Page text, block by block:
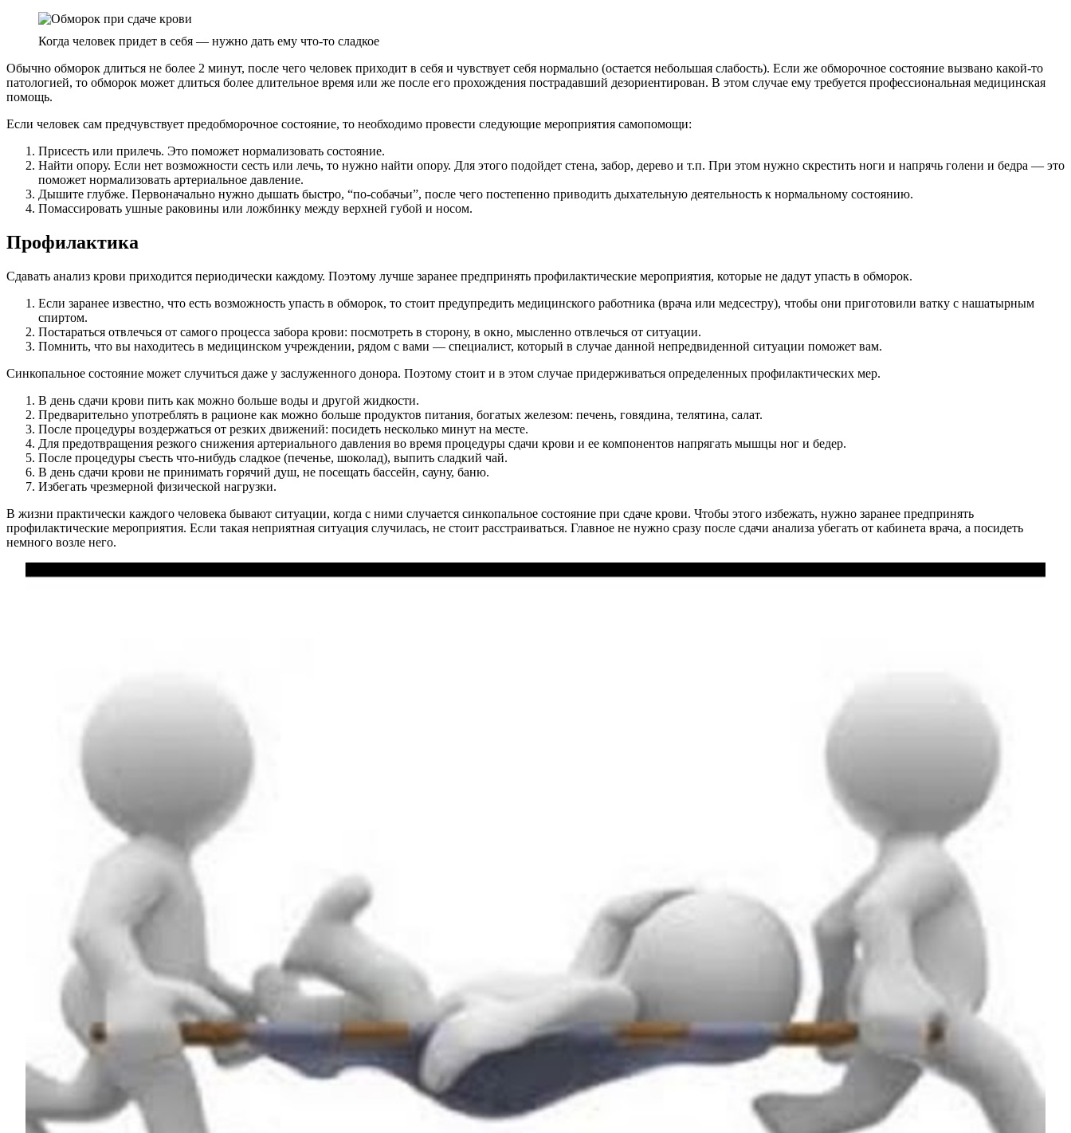
Когда человек придет в себя — нужно дать ему что-то сладкое
Обычно обморок длиться не более 2 минут, после чего человек приходит в себя и чувствует себя нормально (остается небольшая слабость). Если же обморочное состояние вызвано какой-то
патологией, то обморок может длиться более длительное время или же после его прохождения пострадавший дезориентирован. В этом случае ему требуется профессиональная медицинская
помощь.
Если человек сам предчувствует предобморочное состояние, то необходимо провести следующие мероприятия самопомощи:
Присесть или прилечь. Это поможет нормализовать состояние.
Найти опору. Если нет возможности сесть или лечь, то нужно найти опору. Для этого подойдет стена, забор, дерево и т.п. При этом нужно скрестить ноги и напрячь голени и бедра — это
поможет нормализовать артериальное давление.
Дышите глубже. Первоначально нужно дышать быстро, “по-собачьи”, после чего постепенно приводить дыхательную деятельность к нормальному состоянию.
Помассировать ушные раковины или ложбинку между верхней губой и носом.
Профилактика
Сдавать анализ крови приходится периодически каждому. Поэтому лучше заранее предпринять профилактические мероприятия, которые не дадут упасть в обморок.
Если заранее известно, что есть возможность упасть в обморок, то стоит предупредить медицинского работника (врача или медсестру), чтобы они приготовили ватку с нашатырным
спиртом.
Постараться отвлечься от самого процесса забора крови: посмотреть в сторону, в окно, мысленно отвлечься от ситуации.
Помнить, что вы находитесь в медицинском учреждении, рядом с вами — специалист, который в случае данной непредвиденной ситуации поможет вам.
Синкопальное состояние может случиться даже у заслуженного донора. Поэтому стоит и в этом случае придерживаться определенных профилактических мер.
В день сдачи крови пить как можно больше воды и другой жидкости.
Предварительно употреблять в рационе как можно больше продуктов питания, богатых железом: печень, говядина, телятина, салат.
После процедуры воздержаться от резких движений: посидеть несколько минут на месте.
Для предотвращения резкого снижения артериального давления во время процедуры сдачи крови и ее компонентов напрягать мышцы ног и бедер.
После процедуры съесть что-нибудь сладкое (печенье, шоколад), выпить сладкий чай.
В день сдачи крови не принимать горячий душ, не посещать бассейн, сауну, баню.
Избегать чрезмерной физической нагрузки.
В жизни практически каждого человека бывают ситуации, когда с ними случается синкопальное состояние при сдаче крови. Чтобы этого избежать, нужно заранее предпринять
профилактические мероприятия. Если такая неприятная ситуация случилась, не стоит расстраиваться. Главное не нужно сразу после сдачи анализа убегать от кабинета врача, а посидеть
немного возле него.